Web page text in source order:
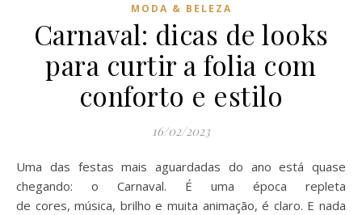
MODA & BELEZA
Carnaval: dicas de looks
para curtir a folia com
conforto e estilo
16/02/2023
Uma das festas mais aguardadas do ano está quase
chegando: o Carnaval. É uma época repleta
de cores, música, brilho e muita animação, é claro. E nada